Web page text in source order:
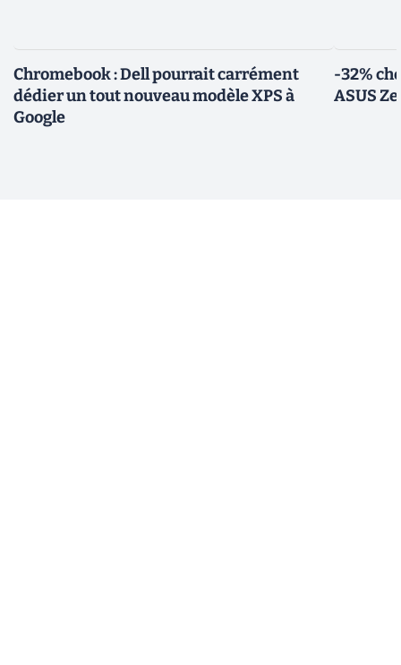
Chromebook : Dell pourrait carrément
dédier un tout nouveau modèle XPS à
Google
-32%
ASUS